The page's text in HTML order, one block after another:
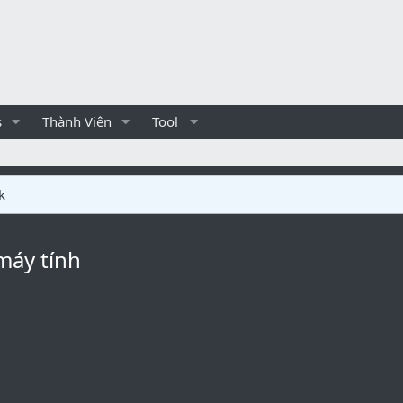
Thành Viên Tool
tính